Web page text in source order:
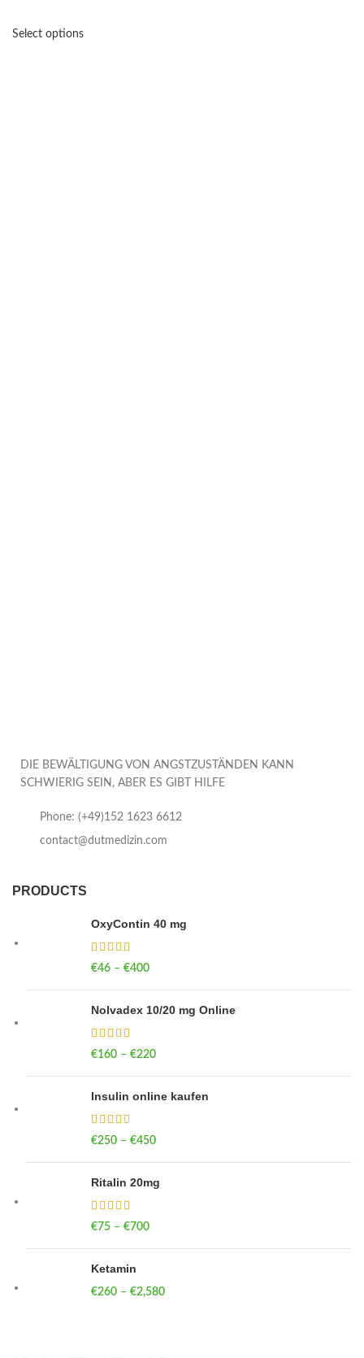
Select options
DIE BEWÄLTIGUNG VON ANGSTZUSTÄNDEN KANN
SCHWIERIG SEIN, ABER ES GIBT HILFE
Phone: (+49)152 1623 6612
contact@dutmedizin.com
PRODUCTS
OxyContin 40 mg
€46 – €400
Nolvadex 10/20 mg Online
€160 – €220
Insulin online kaufen
€250 – €450
Ritalin 20mg
€75 – €700
Ketamin
€260 – €2,580